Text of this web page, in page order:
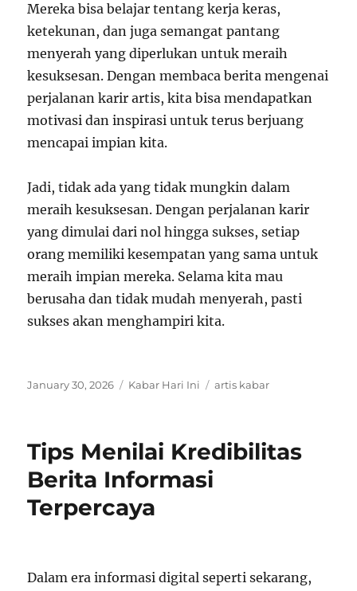
Mereka bisa belajar tentang kerja keras,
ketekunan, dan juga semangat pantang
menyerah yang diperlukan untuk meraih
kesuksesan. Dengan membaca berita mengenai
perjalanan karir artis, kita bisa mendapatkan
motivasi dan inspirasi untuk terus berjuang
mencapai impian kita.
Jadi, tidak ada yang tidak mungkin dalam
meraih kesuksesan. Dengan perjalanan karir
yang dimulai dari nol hingga sukses, setiap
orang memiliki kesempatan yang sama untuk
meraih impian mereka. Selama kita mau
berusaha dan tidak mudah menyerah, pasti
sukses akan menghampiri kita.
Posted
January 30, 2026 Categories
Kabar Hari Ini Tags
artis kabar
Tips Menilai Kredibilitas
Berita Informasi
Terpercaya
Dalam era informasi digital seperti sekarang,